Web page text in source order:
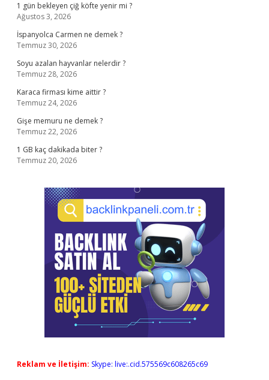
1 gün bekleyen çiğ köfte yenir mi ?
Ağustos 3, 2026
İspanyolca Carmen ne demek ?
Temmuz 30, 2026
Soyu azalan hayvanlar nelerdir ?
Temmuz 28, 2026
Karaca firması kime aittir ?
Temmuz 24, 2026
Gişe memuru ne demek ?
Temmuz 22, 2026
1 GB kaç dakikada biter ?
Temmuz 20, 2026
Reklam ve İletişim: Skype: live:.cid.575569c608265c69